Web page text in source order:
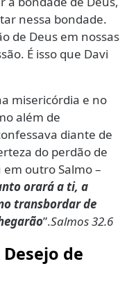
nessa bondade.
de Deus em nossas
É isso que Davi
misericórdia e no
além de
diante de
do perdão de
em outro Salmo –
orará a ti, a
transbordar de
”.Salmos 32.6
de